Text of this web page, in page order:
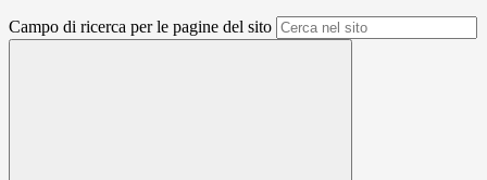
Campo di ricerca per le pagine del sito